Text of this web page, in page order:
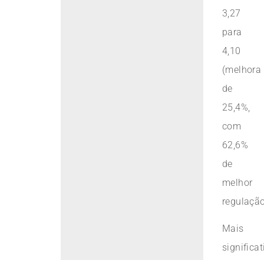
3,27
para
4,10
(melhora
de
25,4%,
com
62,6%
de
melhor
Mais